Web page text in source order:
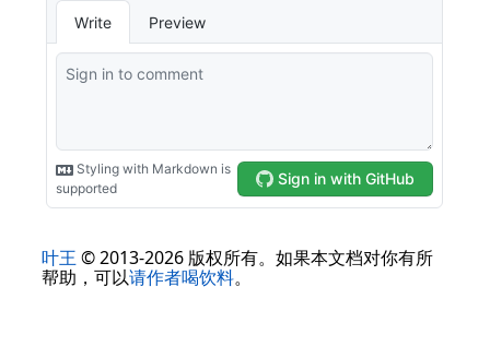
叶王 © 2013-2026 版权所有。如果本文档对你有所
帮助，可以请作者喝饮料。